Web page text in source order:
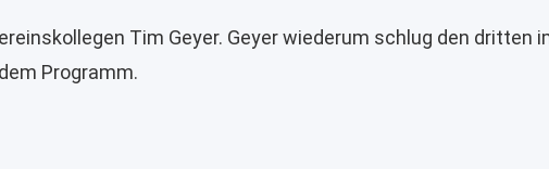
Tim Geyer. Geyer wiederum schlug den dritten
Programm.